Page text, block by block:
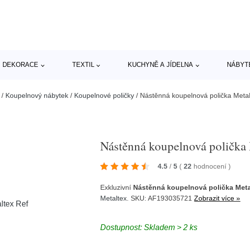
DEKORACE TEXTIL KUCHYNĚ A JÍDELNA
/ Koupelnový nábytek / Koupelnové poličky / Nástěnná koupelnová polička
Nástěnná koupelnová
4.5 / 5 ( 22 hodnocení)
Exkluzivní Nástěnná koupelnová polička
Metaltex . SKU: AF193035721Zobrazit více »
Dostupnost:Skladem > 2 ks